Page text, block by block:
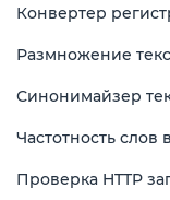
Конвертер
Размножение
Синонимайзер
Частотность слов
Проверка HTTP
в